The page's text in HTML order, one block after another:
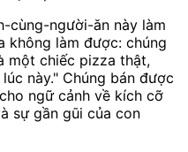
cùng-người-ăn này làm
không làm được: chúng
một chiếc pizza thật,
này." Chúng bán được
ngữ cảnh về kích cỡ
sự gần gũi của con